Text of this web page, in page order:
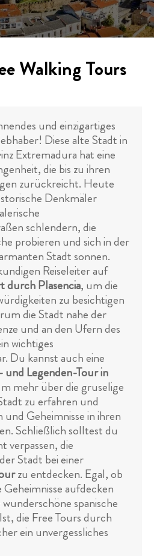
Walking Tours
und einzigartiges
Diese alte Stadt in
Extremadura hat eine
die bis zu ihren
zurückreicht. Heute
Denkmäler
schlendern, die
probieren und sich in der
Stadt sonnen.
Reiseleiter auf
Plasencia, um die
zu besichtigen
die Stadt nahe der
und an den Ufern des
wichtiges
Du kannst auch eine
Legenden-Tour in
mehr über die gruselige
zu erfahren und
Geheimnisse in ihren
Schließlich solltest du
verpassen, die
Stadt bei einer
zu entdecken. Egal, ob
aufdecken
spanische
die Free Tours durch
ein unvergessliches